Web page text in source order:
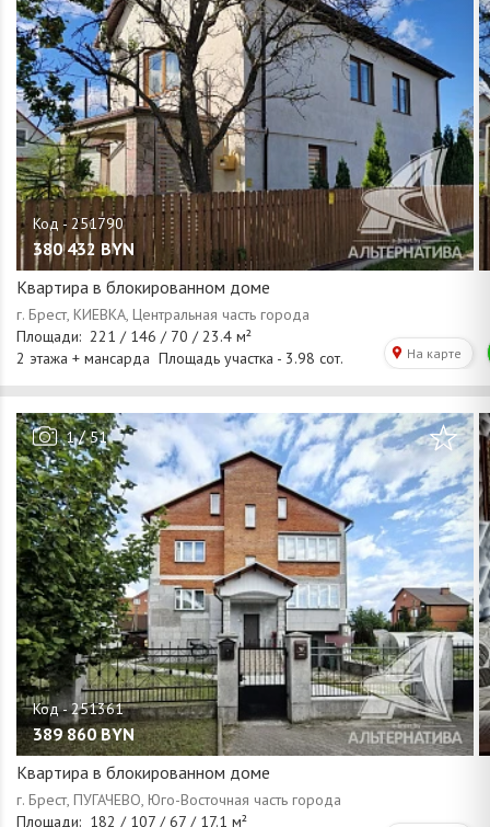
380 432 BYN
Квартира в блокированном доме
1/51
389 860 BYN
Квартира в блокированном доме